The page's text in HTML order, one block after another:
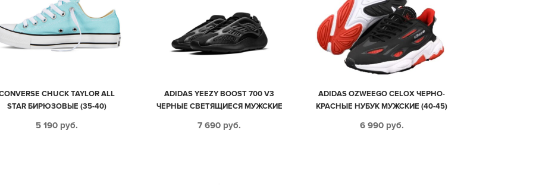
CHUCK TAYLOR ALL
STAR БИРЮЗОВЫЕ (35-40)
5 190 руб.
ADIDAS YEEZY BOOST 700 V3
ЧЕРНЫЕ СВЕТЯЩИЕСЯ МУЖСКИЕ
7 690 руб.
ADIDAS OZWEEGO CELOX ЧЕРНО-
КРАСНЫЕ НУБУК МУЖСКИЕ (40-45)
6 990 руб.